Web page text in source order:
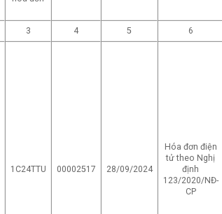
3 4 5 6
1C24TTU 00002517 28/09/2024
Hóa đơn điện
tử theo Nghị
định
123/2020/NĐ-
CP